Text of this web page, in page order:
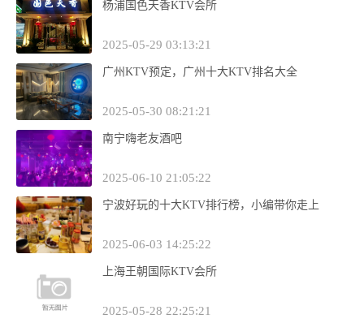
杨浦国色天香KTV会所
2025-05-29 03:13:21
广州KTV预定，广州十大KTV排名大全
2025-05-30 08:21:21
南宁嗨老友酒吧
2025-06-10 21:05:22
宁波好玩的十大KTV排行榜，小编带你走上
2025-06-03 14:25:22
上海王朝国际KTV会所
2025-05-28 22:25:21